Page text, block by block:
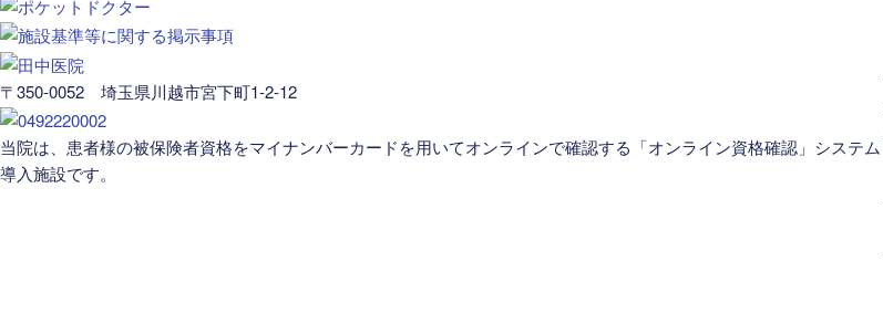
〒350-0052 埼玉県川越市宮下町1-2-12
当院は、患者様の被保険者資格をマイナンバーカードを用いてオンラインで確認する「オンライン資格確認」システム
導入施設です。